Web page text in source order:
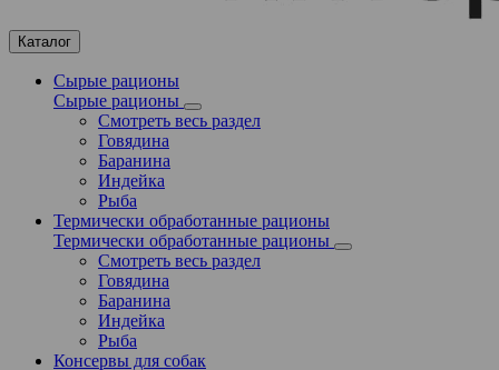
Каталог
Сырые рационы
Сырые рационы
Смотреть весь раздел
Говядина
Баранина
Индейка
Рыба
Термически обработанные рационы
Термически обработанные рационы
Смотреть весь раздел
Говядина
Баранина
Индейка
Рыба
Консервы для собак